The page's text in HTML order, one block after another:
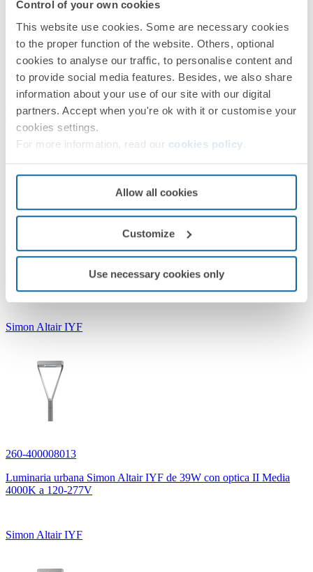
Control of your own cookies
This website use cookies. Some are necessary cookies
to the proper function of the website. Others, optional
cookies to analyse our traffic, to personalise content and
to provide social media features. Besides, we also share
information about your use of our site with our digital
partners. Accept when you're ok with it or customise your
cookies settings.
For more information, read our cookies policy
Allow all cookies
Customize
Use necessary cookies only
Productos relacionados
Luminaria urbana Simon Altair IYF de 25W con optica II Media
4000K a 120-277V
Simon Altair IYF
260-400008013
Luminaria urbana Simon Altair IYF de 39W con optica II Media
4000K a 120-277V
Simon Altair IYF